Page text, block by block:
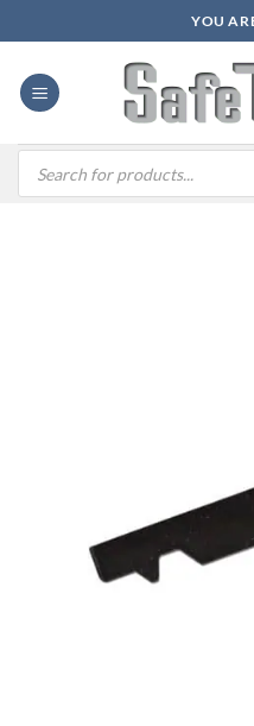
Inhalt
springen
YOU
Products
search